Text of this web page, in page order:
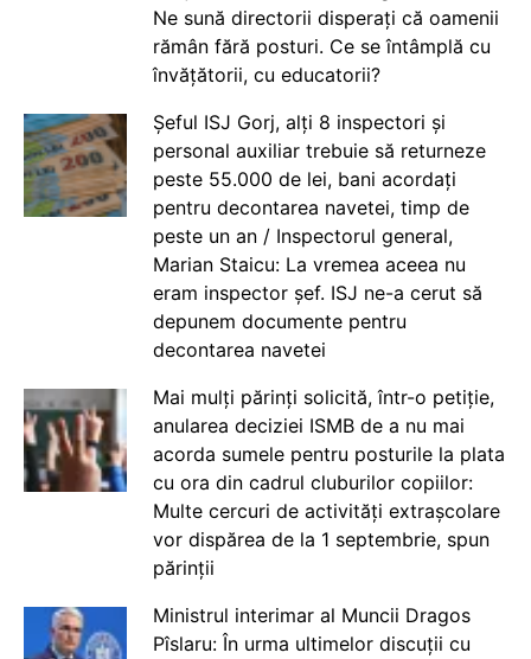
Ne sună directorii disperați că oamenii
rămân fără posturi. Ce se întâmplă cu
învățătorii, cu educatorii?
Șeful ISJ Gorj, alți 8 inspectori și
personal auxiliar trebuie să returneze
peste 55.000 de lei, bani acordați
pentru decontarea navetei, timp de
peste un an / Inspectorul general,
Marian Staicu: La vremea aceea nu
eram inspector șef. ISJ ne-a cerut să
depunem documente pentru
decontarea navetei
Mai mulți părinți solicită, într-o petiție,
anularea deciziei ISMB de a nu mai
acorda sumele pentru posturile la plata
cu ora din cadrul cluburilor copiilor:
Multe cercuri de activități extrașcolare
vor dispărea de la 1 septembrie, spun
părinții
Ministrul interimar al Muncii Dragos
Pîslaru: În urma ultimelor discuții cu